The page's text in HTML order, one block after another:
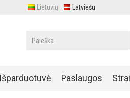
Lietuvių Latviešu
Išparduotuvė Paslaugos